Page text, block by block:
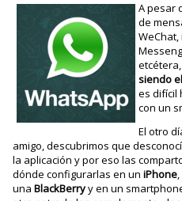
A pesar
de
siendo
es difícil
con un
El otro
amigo, descubrimos que
la aplicación y por eso las
dónde configurarlas en uniPhone
unaBlackBerryy en un